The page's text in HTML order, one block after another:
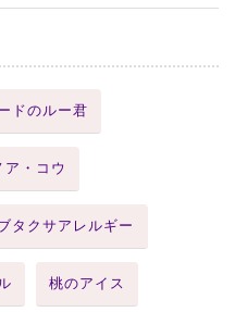
ドのルー君
・コウ
タクサアレルギー
桃のアイス